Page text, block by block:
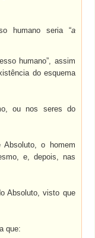
humano seria “a
humano”, assim
do esquema
ou nos seres do
o homem
e, depois, nas
Absoluto, visto que
que: